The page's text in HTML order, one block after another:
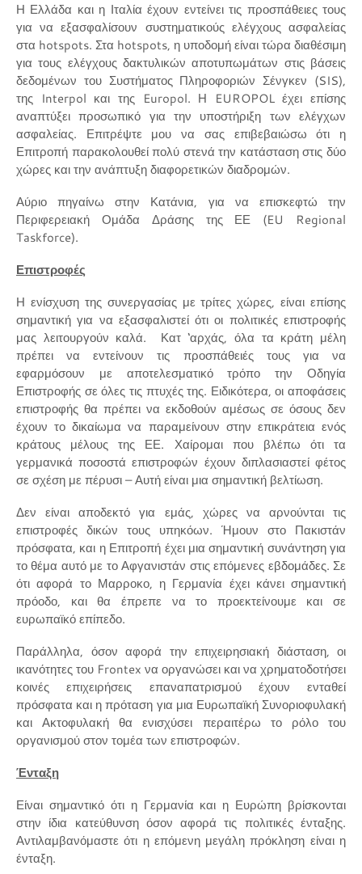
Η Ελλάδα και η Ιταλία έχουν εντείνει τις προσπάθειες τους
για να εξασφαλίσουν συστηματικούς ελέγχους ασφαλείας
στα hotspots. Στα hotspots, η υποδομή είναι τώρα διαθέσιμη
για τους ελέγχους δακτυλικών αποτυπωμάτων στις βάσεις
δεδομένων του Συστήματος Πληροφοριών Σένγκεν (SIS),
της Interpol και της Europol. Η EUROPOL έχει επίσης
αναπτύξει προσωπικό για την υποστήριξη των ελέγχων
ασφαλείας. Επιτρέψτε μου να σας επιβεβαιώσω ότι η
Επιτροπή παρακολουθεί πολύ στενά την κατάσταση στις δύο
χώρες και την ανάπτυξη διαφορετικών διαδρομών.
Αύριο πηγαίνω στην Κατάνια, για να επισκεφτώ την
Περιφερειακή Ομάδα Δράσης της ΕΕ (EU Regional
Taskforce).
Επιστροφές
Η ενίσχυση της συνεργασίας με τρίτες χώρες, είναι επίσης
σημαντική για να εξασφαλιστεί ότι οι πολιτικές επιστροφής
μας λειτουργούν καλά. Κατ ‘αρχάς, όλα τα κράτη μέλη
πρέπει να εντείνουν τις προσπάθειές τους για να
εφαρμόσουν με αποτελεσματικό τρόπο την Οδηγία
Επιστροφής σε όλες τις πτυχές της. Ειδικότερα, οι αποφάσεις
επιστροφής θα πρέπει να εκδοθούν αμέσως σε όσους δεν
έχουν το δικαίωμα να παραμείνουν στην επικράτεια ενός
κράτους μέλους της ΕΕ. Χαίρομαι που βλέπω ότι τα
γερμανικά ποσοστά επιστροφών έχουν διπλασιαστεί φέτος
σε σχέση με πέρυσι – Αυτή είναι μια σημαντική βελτίωση.
Δεν είναι αποδεκτό για εμάς, χώρες να αρνούνται τις
επιστροφές δικών τους υπηκόων. Ήμουν στο Πακιστάν
πρόσφατα, και η Επιτροπή έχει μια σημαντική συνάντηση για
το θέμα αυτό με το Αφγανιστάν στις επόμενες εβδομάδες. Σε
ότι αφορά το Μαρροκο, η Γερμανία έχει κάνει σημαντική
πρόοδο, και θα έπρεπε να το προεκτείνουμε και σε
ευρωπαϊκό επίπεδο.
Παράλληλα, όσον αφορά την επιχειρησιακή διάσταση, οι
ικανότητες του Frontex να οργανώσει και να χρηματοδοτήσει
κοινές επιχειρήσεις επαναπατρισμού έχουν ενταθεί
πρόσφατα και η πρόταση για μια Ευρωπαϊκή Συνοριοφυλακή
και Ακτοφυλακή θα ενισχύσει περαιτέρω το ρόλο του
οργανισμού στον τομέα των επιστροφών.
Ένταξη
Είναι σημαντικό ότι η Γερμανία και η Ευρώπη βρίσκονται
στην ίδια κατεύθυνση όσον αφορά τις πολιτικές ένταξης.
Αντιλαμβανόμαστε ότι η επόμενη μεγάλη πρόκληση είναι η
ένταξη.